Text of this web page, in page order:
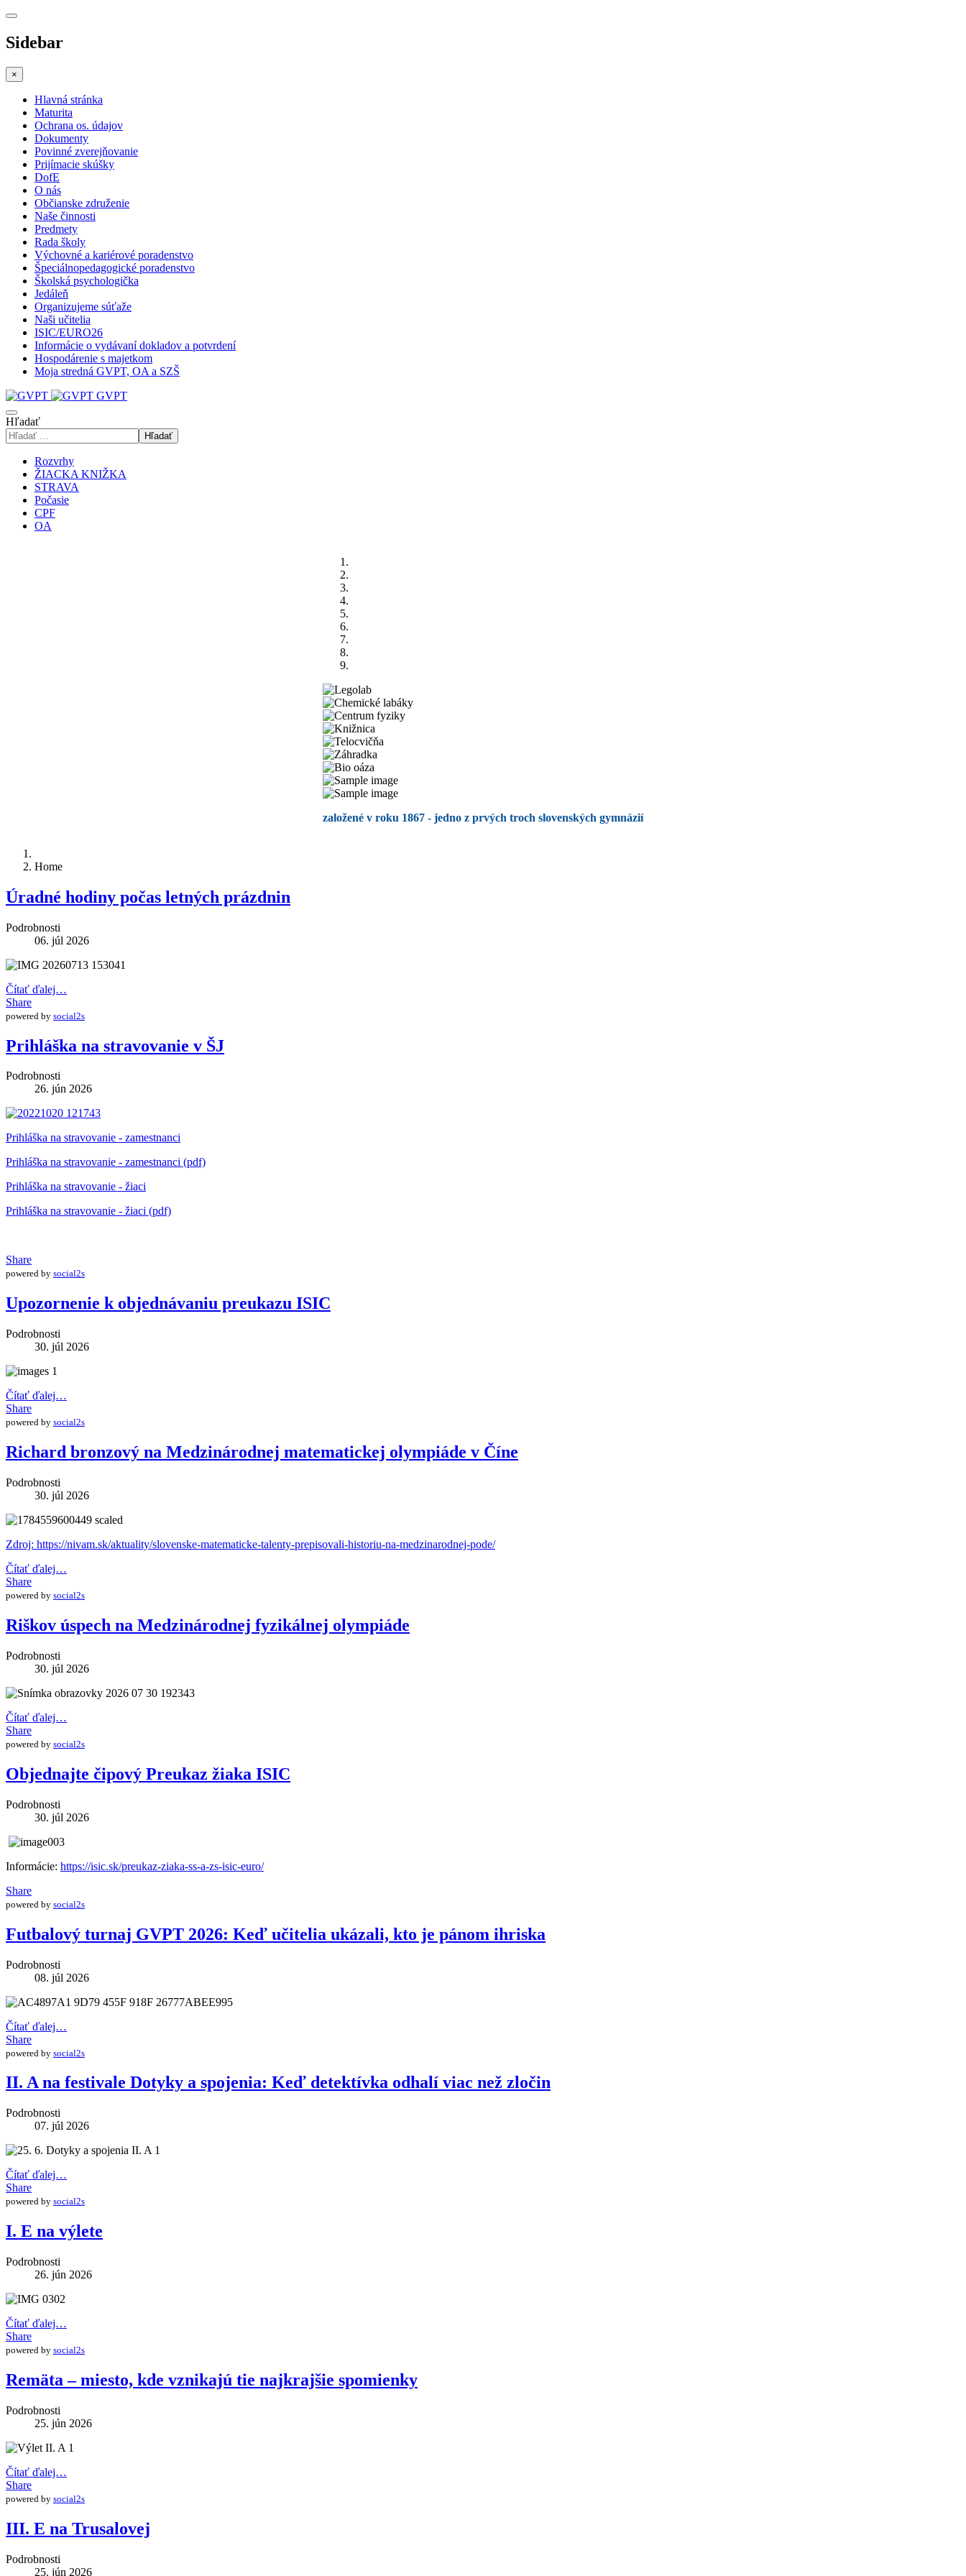
Sidebar
×
Hlavná stránka
Maturita
Ochrana os. údajov
Dokumenty
Povinné zverejňovanie
Prijímacie skúšky
DofE
O nás
Občianske združenie
Naše činnosti
Predmety
Rada školy
Výchovné a kariérové poradenstvo
Špeciálnopedagogické poradenstvo
Školská psychologička
Jedáleň
Organizujeme súťaže
Naši učitelia
ISIC/EURO26
Informácie o vydávaní dokladov a potvrdení
Hospodárenie s majetkom
Moja stredná GVPT, OA a SZŠ
GVPT
Hľadať
Hľadať
Rozvrhy
ŽIACKA KNIŽKA
STRAVA
Počasie
CPF
OA
založené v roku 1867 - jedno z prvých troch slovenských gymnázií
Home
Úradné hodiny počas letných prázdnin
Podrobnosti
06. júl 2026
Čítať ďalej…
Share
powered by social2s
Prihláška na stravovanie v ŠJ
Podrobnosti
26. jún 2026
Prihláška na stravovanie - zamestnanci
Prihláška na stravovanie - zamestnanci (pdf)
Prihláška na stravovanie - žiaci
Prihláška na stravovanie - žiaci (pdf)
Share
powered by social2s
Upozornenie k objednávaniu preukazu ISIC
Podrobnosti
30. júl 2026
Čítať ďalej…
Share
powered by social2s
Richard bronzový na Medzinárodnej matematickej olympiáde v Číne
Podrobnosti
30. júl 2026
Zdroj: https://nivam.sk/aktuality/slovenske-matematicke-talenty-prepisovali-historiu-na-medzinarodnej-pode/
Čítať ďalej…
Share
powered by social2s
Riškov úspech na Medzinárodnej fyzikálnej olympiáde
Podrobnosti
30. júl 2026
Čítať ďalej…
Share
powered by social2s
Objednajte čipový Preukaz žiaka ISIC
Podrobnosti
30. júl 2026
Informácie: https://isic.sk/preukaz-ziaka-ss-a-zs-isic-euro/
Share
powered by social2s
Futbalový turnaj GVPT 2026: Keď učitelia ukázali, kto je pánom ihriska
Podrobnosti
08. júl 2026
Čítať ďalej…
Share
powered by social2s
II. A na festivale Dotyky a spojenia: Keď detektívka odhalí viac než zločin
Podrobnosti
07. júl 2026
Čítať ďalej…
Share
powered by social2s
I. E na výlete
Podrobnosti
26. jún 2026
Čítať ďalej…
Share
powered by social2s
Remäta – miesto, kde vznikajú tie najkrajšie spomienky
Podrobnosti
25. jún 2026
Čítať ďalej…
Share
powered by social2s
III. E na Trusalovej
Podrobnosti
25. jún 2026